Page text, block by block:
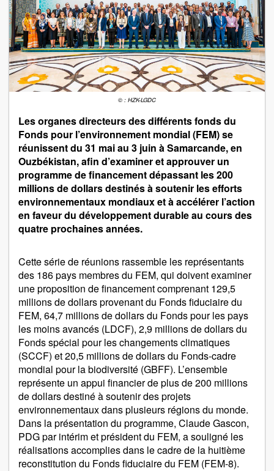
© : HZK-LGDC
Les organes directeurs des différents fonds du
Fonds pour l’environnement mondial (FEM) se
réunissent du 31 mai au 3 juin à Samarcande, en
Ouzbékistan, afin d’examiner et approuver un
programme de financement dépassant les 200
millions de dollars destinés à soutenir les efforts
environnementaux mondiaux et à accélérer l’action
en faveur du développement durable au cours des
quatre prochaines années.
Cette série de réunions rassemble les représentants
des 186 pays membres du FEM, qui doivent examiner
une proposition de financement comprenant 129,5
millions de dollars provenant du Fonds fiduciaire du
FEM, 64,7 millions de dollars du Fonds pour les pays
les moins avancés (LDCF), 2,9 millions de dollars du
Fonds spécial pour les changements climatiques
(SCCF) et 20,5 millions de dollars du Fonds-cadre
mondial pour la biodiversité (GBFF). L’ensemble
représente un appui financier de plus de 200 millions
de dollars destiné à soutenir des projets
environnementaux dans plusieurs régions du monde.
Dans la présentation du programme, Claude Gascon,
PDG par intérim et président du FEM, a souligné les
réalisations accomplies dans le cadre de la huitième
reconstitution du Fonds fiduciaire du FEM (FEM-8).